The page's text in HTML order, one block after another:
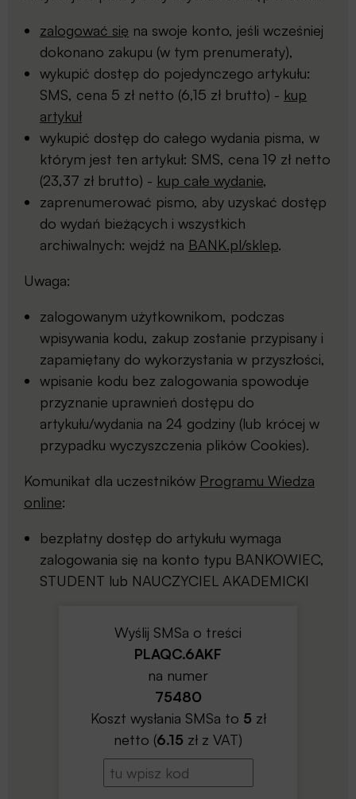
zalogować się na swoje konto, jeśli wcześniej
dokonano zakupu (w tym prenumeraty),
wykupić dostęp do pojedynczego artykułu:
SMS, cena 5 zł netto (6,15 zł brutto) - kup
artykuł
wykupić dostęp do całego wydania pisma, w
którym jest ten artykuł: SMS, cena 19 zł netto
(23,37 zł brutto) - kup całe wydanie,
zaprenumerować pismo, aby uzyskać dostęp
do wydań bieżących i wszystkich
archiwalnych: wejdź na BANK.pl/sklep.
Uwaga:
zalogowanym użytkownikom, podczas
wpisywania kodu, zakup zostanie przypisany i
zapamiętany do wykorzystania w przyszłości,
wpisanie kodu bez zalogowania spowoduje
przyznanie uprawnień dostępu do
artykułu/wydania na 24 godziny (lub krócej w
przypadku wyczyszczenia plików Cookies).
Komunikat dla uczestników Programu Wiedza
online:
bezpłatny dostęp do artykułu wymaga
zalogowania się na konto typu BANKOWIEC,
STUDENT lub NAUCZYCIEL AKADEMICKI
Wyślij SMSa o treści
PLAQC.6AKF
na numer
75480
Koszt wysłania SMSa to 5 zł
netto (6.15 zł z VAT)